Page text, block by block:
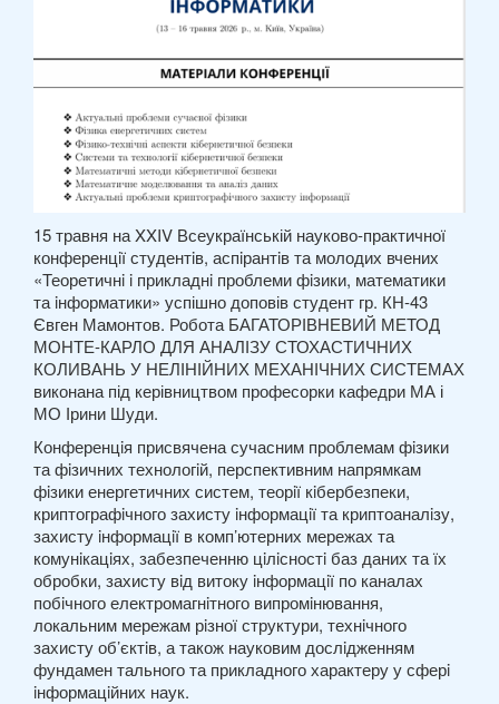
15 травня на XXIV Всеукраїнській науково-практичної
конференцiї студентiв, аспiрантiв та молодих вчених
«Теоретичнi i прикладнi проблеми фiзики, математики
та iнформатики» успішно доповів студент гр. КН-43
Євген Мамонтов. Робота БАГАТОРІВНЕВИЙ МЕТОД
МОНТЕ-КАРЛО ДЛЯ АНАЛІЗУ СТОХАСТИЧНИХ
КОЛИВАНЬ У НЕЛІНІЙНИХ МЕХАНІЧНИХ СИСТЕМАХ
виконана під керівництвом професорки кафедри МА і
МО Ірини Шуди.
Конференцiя присвячена сучасним проблемам фiзики
та фiзичних технологiй, перспективним напрямкам
фiзики енергетичних систем, теорiї кiбербезпеки,
криптографiчного захисту iнформацiї та криптоаналiзу,
захисту iнформацiї в комп’ютерних мережах та
комунiкацiях, забезпеченню цiлiсностi баз даних та їх
обробки, захисту вiд витоку iнформацiї по каналах
побiчного електромагнiтного випромiнювання,
локальним мережам рiзної структури, технiчного
захисту об’єктiв, а також науковим дослiдженням
фундамен тального та прикладного характеру у сферi
iнформацiйних наук.